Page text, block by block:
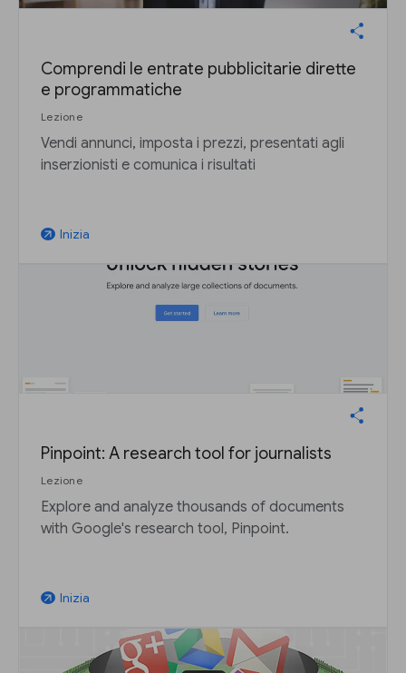
Comprendi le entrate pubblicitarie dirette
e programmatiche
Lezione
Vendi annunci, imposta i prezzi, presentati agli
inserzionisti e comunica i risultati
arrow_outward Inizia
Pinpoint: A research tool for journalists
Lezione
Explore and analyze thousands of documents
with Google's research tool, Pinpoint.
arrow_outward Inizia